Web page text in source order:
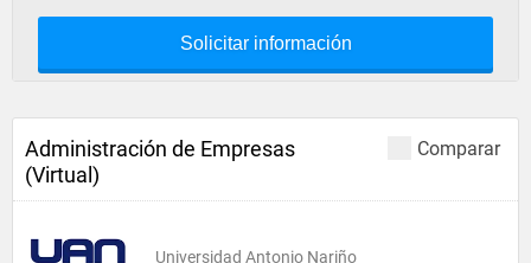
Solicitar información
Comparar
Administración de Empresas
(Virtual)
Universidad Antonio Nariño